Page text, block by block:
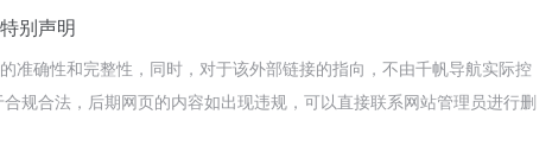
特别声明
准确性和完整性，同时，对于该外部链接的指向，不由千帆导航实际控
规合法，后期网页的内容如出现违规，可以直接联系网站管理员进行删